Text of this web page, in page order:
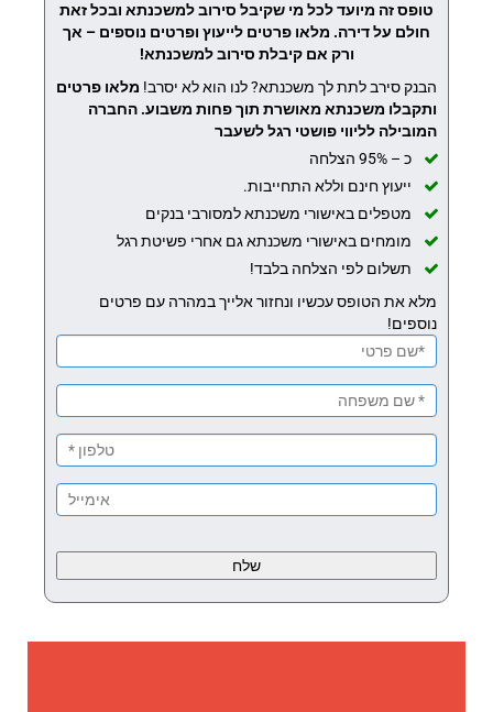
טופס זה מיועד לכל מי שקיבל סירוב למשכנתא ובכל זאת
חולם על דירה. מלאו פרטים לייעוץ ופרטים נוספים – אך
ורק אם קיבלת סירוב למשכנתא!
הבנק סירב לתת לך משכנתא? לנו הוא לא יסרב! מלאו פרטים
ותקבלו משכנתא מאושרת תוך פחות משבוע. החברה
המובילה לליווי פושטי רגל לשעבר
כ – 95% הצלחה
ייעוץ חינם וללא התחייבות.
מטפלים באישורי משכנתא למסורבי בנקים
מומחים באישורי משכנתא גם אחרי פשיטת רגל
תשלום לפי הצלחה בלבד!
מלא את הטופס עכשיו ונחזור אלייך במהרה עם פרטים
נוספים!